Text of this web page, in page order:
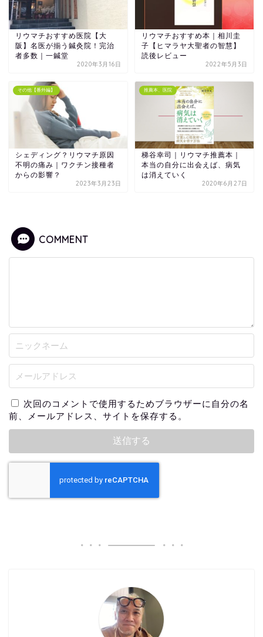
リウマチおすすめ医院【大
阪】名医が揃う鍼灸院！完治
者多数｜一鍼堂
2020年3月16日
リウマチおすすめ本｜相川圭
子【ヒマラヤ大聖者の智慧】
読後レビュー
2022年5月3日
その他【番外編】
シェディング？リウマチ原因
不明の痛み｜ワクチン接種者
からの影響？
2023年3月23日
推薦本、医院
梯谷幸司｜リウマチ推薦本｜
本当の自分に出会えば、病気
は消えていく
2020年6月27日
COMMENT
次回のコメントで使用するためブラウザーに自分の名
前、メールアドレス、サイトを保存する。